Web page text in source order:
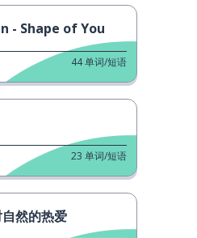
- Shape of You
44单词/短语
23 单词/短语
然的热爱